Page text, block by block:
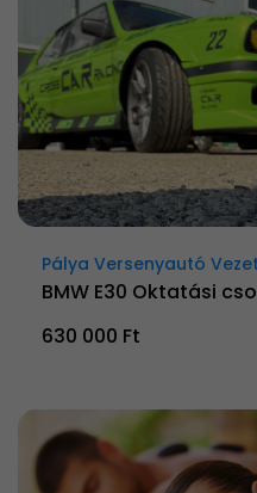
Pálya Versenyautó
BMW E30 Oktatási
630 000 Ft